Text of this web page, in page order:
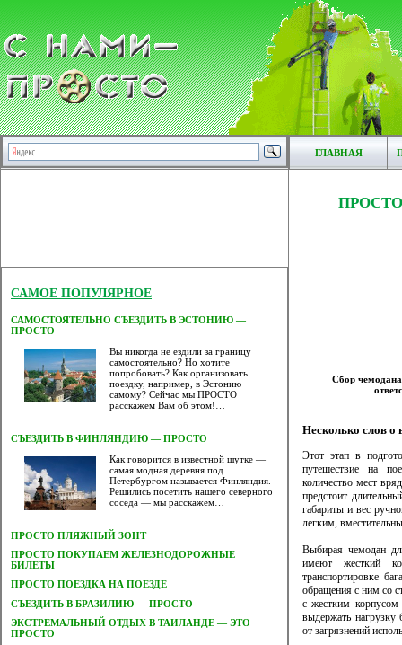
ГЛАВНАЯ
САМОЕ ПОПУЛЯРНОЕ
САМОСТОЯТЕЛЬНО СЪЕЗДИТЬ В ЭСТОНИЮ —
ПРОСТО
Вы никогда не ездили за границу
самостоятельно? Но хотите
попробовать? Как организовать
поездку, например, в Эстонию
самому? Сейчас мы ПРОСТО
расскажем Вам об этом!…
СЪЕЗДИТЬ В ФИНЛЯНДИЮ — ПРОСТО
Как говорится в известной шутке —
самая модная деревня под
Петербургом называется Финляндия.
Решились посетить нашего северного
соседа — мы расскажем…
ПРОСТО ПЛЯЖНЫЙ ЗОНТ
ПРОСТО ПОКУПАЕМ ЖЕЛЕЗНОДОРОЖНЫЕ
БИЛЕТЫ
ПРОСТО ПОЕЗДКА НА ПОЕЗДЕ
СЪЕЗДИТЬ В БРАЗИЛИЮ — ПРОСТО
ЭКСТРЕМАЛЬНЫЙ ОТДЫХ В ТАИЛАНДЕ — ЭТО
ПРОСТО
Сбор
Несколько слов о
Этот этап в
путешествие на
количество мест
предстоит
габариты и вес
легким,
Выбирая чемодан
имеют жесткий
транспортировке
обращения с ним со
с жестким корпусом
выдержать нагрузку
от загрязнений